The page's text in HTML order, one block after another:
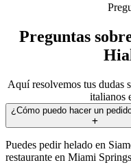
Preguntas
Aquí resolvemos tus dudas
italianos
¿Cómo puedo hacer un
Puedes pedir helado en
restaurante en Miami